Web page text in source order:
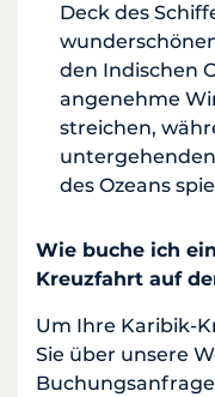
Deck des
den Indischen
angenehme
streichen,
des Ozeans
Wie buche ich
Kreuzfahrt auf
Um Ihre Karibik-
Sie über unsere